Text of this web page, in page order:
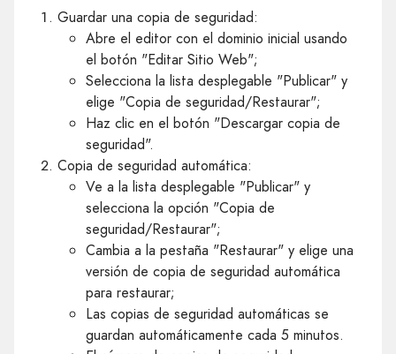
Guardar una copia de seguridad:
Abre el editor con el dominio inicial usando
el botón "Editar Sitio Web";
Selecciona la lista desplegable "Publicar" y
elige "Copia de seguridad/Restaurar";
Haz clic en el botón "Descargar copia de
seguridad".
Copia de seguridad automática:
Ve a la lista desplegable "Publicar" y
selecciona la opción "Copia de
seguridad/Restaurar";
Cambia a la pestaña "Restaurar" y elige una
versión de copia de seguridad automática
para restaurar;
Las copias de seguridad automáticas se
guardan automáticamente cada 5 minutos.